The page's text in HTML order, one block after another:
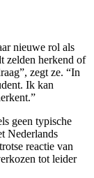
nieuwe rol als
zelden herkend of
zegt ze. “In
Ik kan
geen typische
Nederlands
reactie van
tot leider